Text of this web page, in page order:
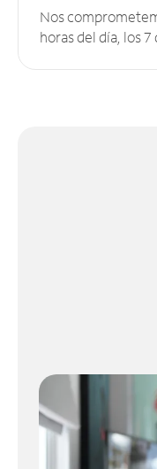
Nos
horas del día, los 7